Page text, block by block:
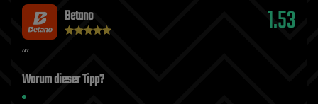
Betano
1.53
Warum dieser Tipp?